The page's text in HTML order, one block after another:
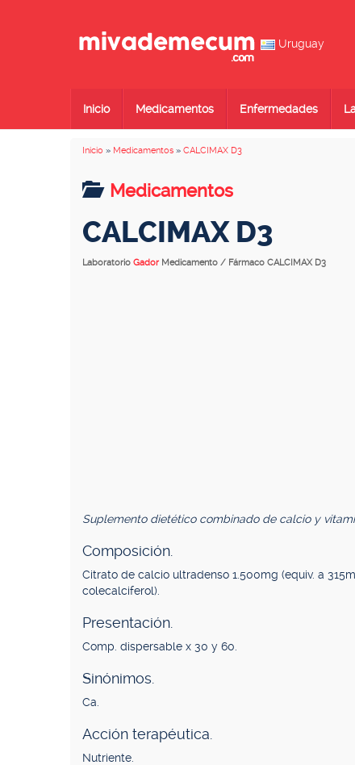
Uruguay
Inicio Medicamentos Enfermedades
Inicio » Medicamentos » CALCIMAX D3
Medicamentos
CALCIMAX D3
Laboratorio Gador Medicamento / Fármaco CALCIMAX D3
Suplemento dietético combinado de calcio y
Composición.
Citrato de calcio ultradenso 1.500mg (equiv. a
colecalciferol).
Presentación.
Comp. dispersable x 30 y 60.
Sinónimos.
Ca.
Acción terapéutica.
Nutriente.